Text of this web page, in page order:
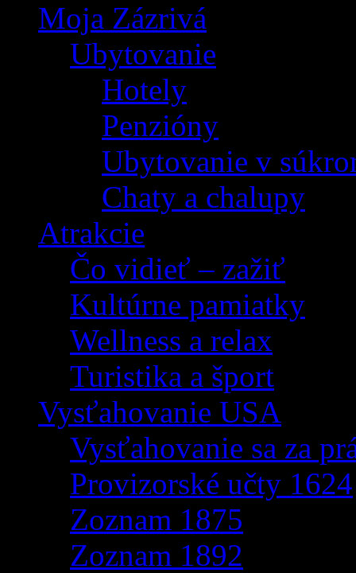
Moja Zázrivá
Ubytovanie
Hotely
Penzióny
Ubytovanie v
Chaty a chalupy
Atrakcie
Čo vidieť – zažiť
Kultúrne pamiatky
Wellness a relax
Turistika a šport
Vysťahovanie USA
Vysťahovanie sa za
Provizorské učty 1624
Zoznam 1875
Zoznam 1892